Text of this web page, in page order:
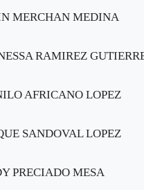
MERCHAN MEDINA
RAMIREZ
AFRICANO LOPEZ
SANDOVAL LOPEZ
PRECIADO MESA